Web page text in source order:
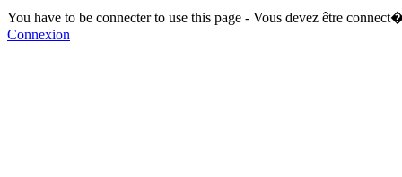
You have to be connecter to use this page - Vous devez être
Connexion